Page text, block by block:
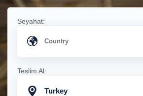
Seyahat:
Teslim Al:
Turkey